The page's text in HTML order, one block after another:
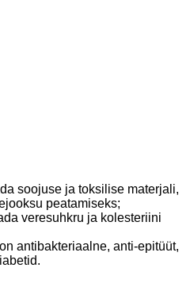
soojuse ja toksilise materjali,
peatamiseks;
veresuhkru ja kolesteriini
antibakteriaalne, anti-epitüüt,